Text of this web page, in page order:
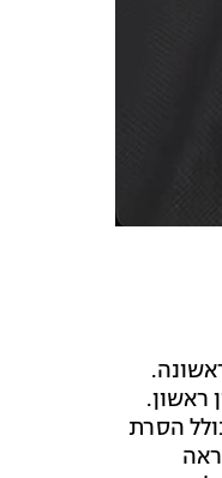
שלהם לראשונה.
ראשון.
שלהם כולל הסרת